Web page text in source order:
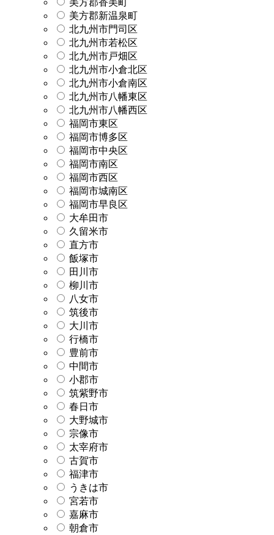
美方郡新温泉町
北九州市門司区
北九州市若松区
北九州市戸畑区
北九州市小倉北区
北九州市小倉南区
北九州市八幡東区
北九州市八幡西区
福岡市東区
福岡市博多区
福岡市中央区
福岡市南区
福岡市西区
福岡市城南区
福岡市早良区
大牟田市
久留米市
直方市
飯塚市
田川市
柳川市
八女市
筑後市
大川市
行橋市
豊前市
中間市
小郡市
筑紫野市
春日市
大野城市
宗像市
太宰府市
古賀市
福津市
うきは市
宮若市
嘉麻市
朝倉市